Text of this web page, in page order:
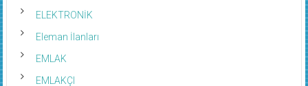
ELEKTRONİK
Eleman İlanları
EMLAK
EMLAKÇI